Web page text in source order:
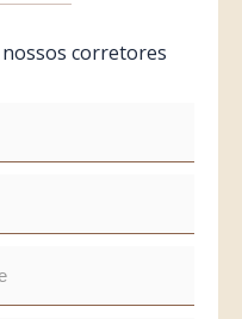
corretores